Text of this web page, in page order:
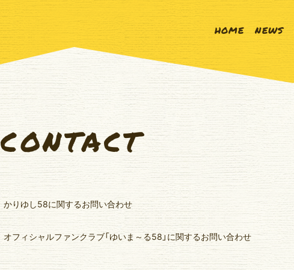
HOME NEWS
CONTACT
かりゆし58に関するお問い合わせ
オフィシャルファンクラブ「ゆいま～る58」に関するお問い合わせ